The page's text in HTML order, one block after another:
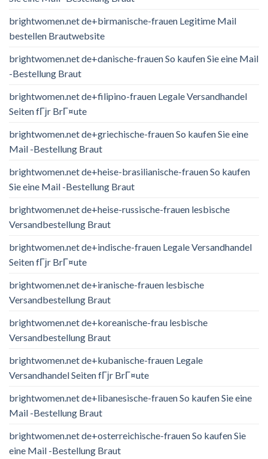
brightwomen.net de+birmanische-frauen Legitime Mail
bestellen Brautwebsite
brightwomen.net de+danische-frauen So kaufen Sie eine Mail
-Bestellung Braut
brightwomen.net de+filipino-frauen Legale Versandhandel
Seiten fГјr BrГ¤ute
brightwomen.net de+griechische-frauen So kaufen Sie eine
Mail -Bestellung Braut
brightwomen.net de+heise-brasilianische-frauen So kaufen
Sie eine Mail -Bestellung Braut
brightwomen.net de+heise-russische-frauen lesbische
Versandbestellung Braut
brightwomen.net de+indische-frauen Legale Versandhandel
Seiten fГјr BrГ¤ute
brightwomen.net de+iranische-frauen lesbische
Versandbestellung Braut
brightwomen.net de+koreanische-frau lesbische
Versandbestellung Braut
brightwomen.net de+kubanische-frauen Legale
Versandhandel Seiten fГјr BrГ¤ute
brightwomen.net de+libanesische-frauen So kaufen Sie eine
Mail -Bestellung Braut
brightwomen.net de+osterreichische-frauen So kaufen Sie
eine Mail -Bestellung Braut